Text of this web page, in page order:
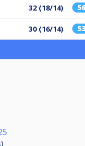
32 (18/14)
30 (16/14)
)